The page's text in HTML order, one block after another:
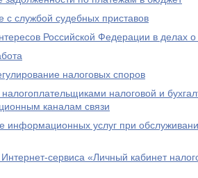
с службой судебных приставов
Российской Федерации в делах о
налоговых споров
налоговой и
каналам связи
информационных услуг при
сервиса «Личный кабинет